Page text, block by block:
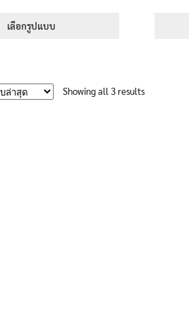
เลือกรูปแบบ
multipleShowing all 3 resultsSorted